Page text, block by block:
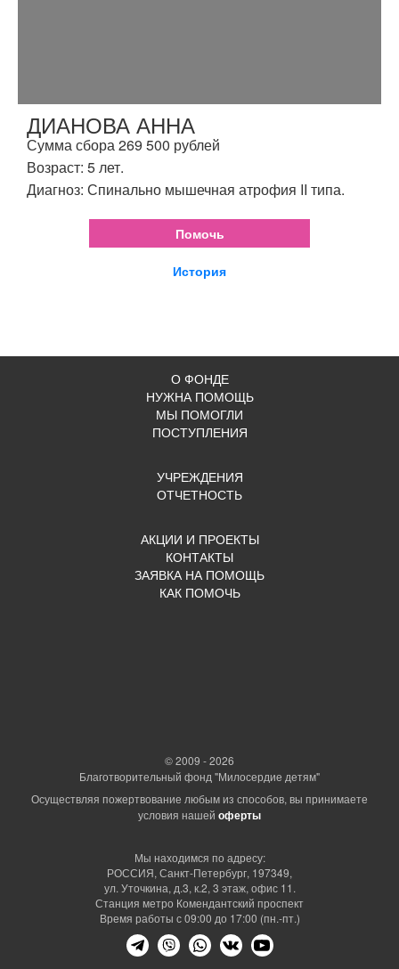
ДИАНОВА АННА
Сумма сбора 269 500 рублей
Возраст: 5 лет.
Диагноз: Спинально мышечная атрофия II типа.
Помочь
История
О ФОНДЕ
НУЖНА ПОМОЩЬ
МЫ ПОМОГЛИ
ПОСТУПЛЕНИЯ
УЧРЕЖДЕНИЯ
ОТЧЕТНОСТЬ
АКЦИИ И ПРОЕКТЫ
КОНТАКТЫ
ЗАЯВКА НА ПОМОЩЬ
КАК ПОМОЧЬ
© 2009 - 2026
Благотворительный фонд "Милосердие детям"
Осуществляя пожертвование любым из способов, вы принимаете
условия нашей оферты
Мы находимся по адресу:
РОССИЯ, Санкт-Петербург, 197349,
ул. Уточкина, д.3, к.2, 3 этаж, офис 11.
Станция метро Комендантский проспект
Время работы с 09:00 до 17:00 (пн.-пт.)